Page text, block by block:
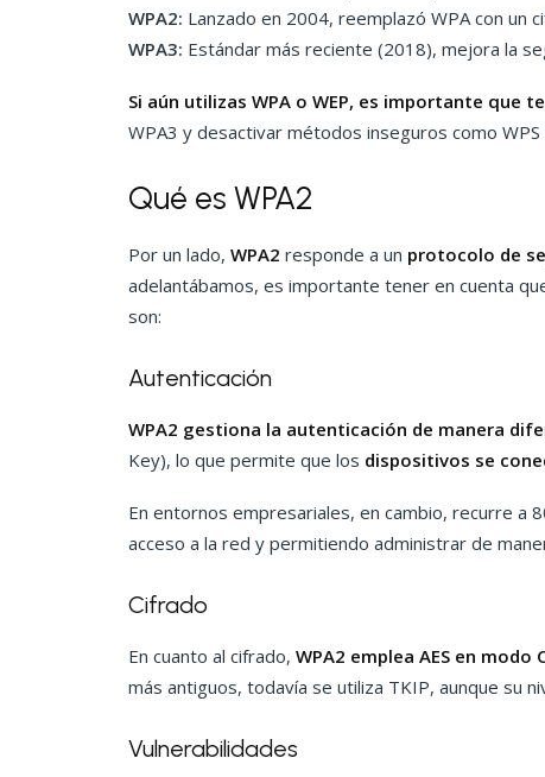
WPA2: Lanzado en 2004, reemplazó WPA con
WPA3: Estándar más reciente (2018), mejora la
Si aún utilizas WPA o WEP, es importante que
WPA3 y desactivar métodos inseguros como
Qué es WPA2
Por un lado, WPA2 responde a un protocolo de
adelantábamos, es importante tener en cuenta
son:
Autenticación
WPA2 gestiona la autenticación de manera
Key), lo que permite que los dispositivos se
En entornos empresariales, en cambio, recurre a
acceso a la red y permitiendo administrar de
Cifrado
En cuanto al cifrado, WPA2 emplea AES en modo
más antiguos, todavía se utiliza TKIP, aunque su
Vulnerabilidades